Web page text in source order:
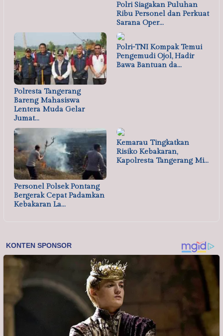
Polri Siagakan Puluhan
Ribu Personel dan Perkuat
Sarana Oper…
Polresta Tangerang
Bareng Mahasiswa
Lentera Muda Gelar
Jumat…
Polri-TNI Kompak Temui
Pengemudi Ojol, Hadir
Bawa Bantuan da…
Personel Polsek Pontang
Bergerak Cepat Padamkan
Kebakaran La…
Kemarau Tingkatkan
Risiko Kebakaran,
Kapolresta Tangerang Mi…